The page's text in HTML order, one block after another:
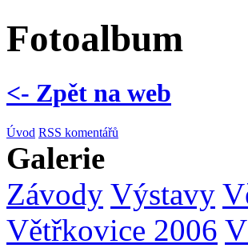
Fotoalbum
<- Zpět na web
Úvod RSS komentářů
Galerie
Závody Výstavy
Větřkovice 2006